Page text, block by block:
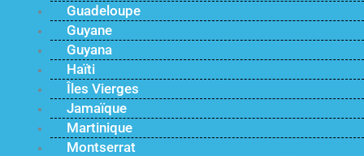
Guadeloupe
Guyane
Guyana
Haïti
Îles Vierges
Jamaïque
Martinique
Montserrat